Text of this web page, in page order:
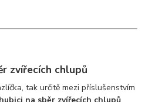
zvířecích chlupů
tak určitě mezi příslušenstvím